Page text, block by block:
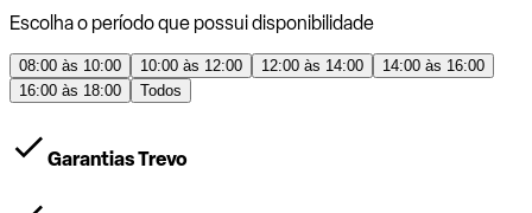
Escolha o período que possui disponibilidade
08:00 às 10:00 10:00 às 12:00 12:00 às 14:00
14:00 às 16:00
16:00 às 18:00
Todos
Garantias Trevo